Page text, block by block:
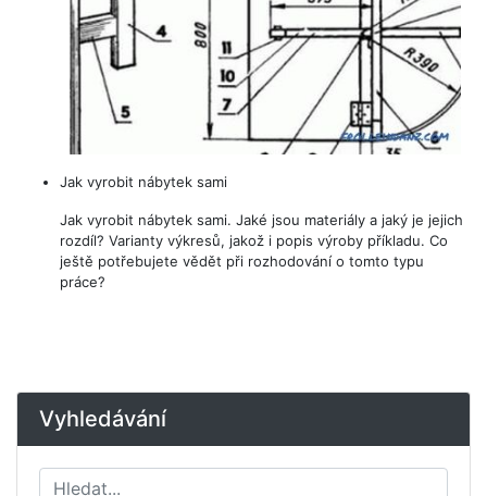
Jak vyrobit nábytek sami
Jak vyrobit nábytek sami. Jaké jsou materiály a jaký je jejich
rozdíl? Varianty výkresů, jakož i popis výroby příkladu. Co
ještě potřebujete vědět při rozhodování o tomto typu
práce?
Vyhledávání